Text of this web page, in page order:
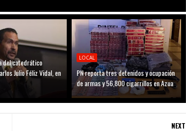
del catedrático
Julio Féliz Vidal, en
LOCAL
PN reporta tres detenidos y ocupación
de armas y 56,800 cigarrillos en Azua
NEXT